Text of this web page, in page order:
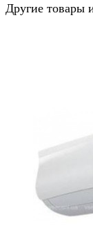
Другие товары